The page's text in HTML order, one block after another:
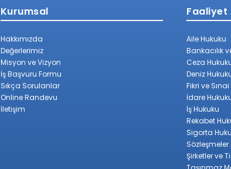
Kurumsal
Hakkımızda
Değerlerimiz
Misyon ve Vizyon
İş Başvuru Formu
Sıkça Sorulanlar
Online Randevu
İletişim
Faaliyet
Aile Hukuku
Bankacılık
Ceza
Deniz
Fikri ve
İdare
İş Hukuku
Rekabet
Sigorta
Sözleşmeler
Şirketler ve